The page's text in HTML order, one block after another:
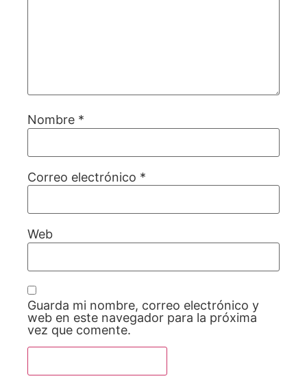
Nombre *
Correo electrónico *
Web
Guarda mi nombre, correo electrónico y
web en este navegador para la próxima
vez que comente.